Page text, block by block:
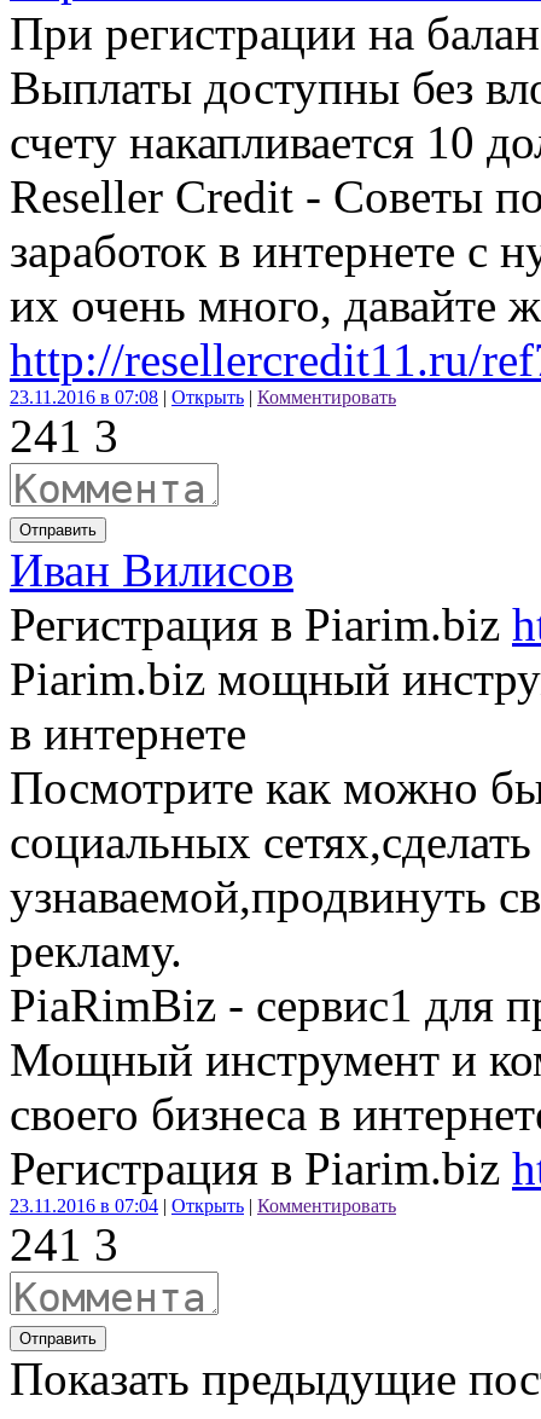
При регистрации на
Выплаты доступны без
счету накапливается 10
Reseller Credit - Советы
заработок в интернете с
их очень много, давайте
http://resellercredit11.ru/
23.11.2016 в 07:08 | Открыть | Комментировать
241 3
Отправить
Иван Вилисов
Регистрация в Piarim.biz
Piarim.biz мощный
в интернете
Посмотрите как можно
социальных
узнаваемой,продвинуть
рекламу.
PiaRimBiz - сервис1 для
Мощный инструмент и
своего бизнеса в
Регистрация в Piarim.biz
23.11.2016 в 07:04 | Открыть | Комментировать
241 3
Отправить
Показать предыдущие